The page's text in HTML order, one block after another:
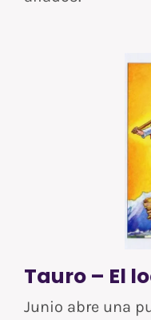
Tauro – El
Junio abre una